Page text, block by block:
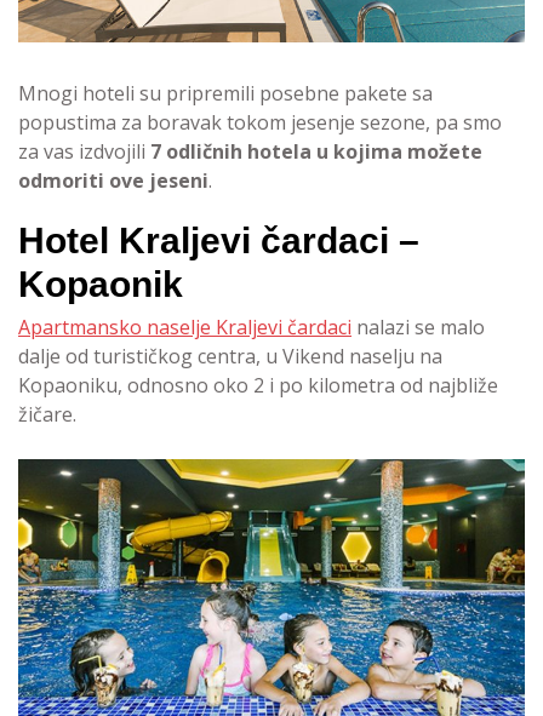
Mnogi hoteli su pripremili posebne pakete sa
popustima za boravak tokom jesenje sezone, pa smo
za vas izdvojili 7 odličnih hotela u kojima možete
odmoriti ove jeseni.
Hotel Kraljevi čardaci –
Kopaonik
Apartmansko naselje Kraljevi čardaci nalazi se malo
dalje od turističkog centra, u Vikend naselju na
Kopaoniku, odnosno oko 2 i po kilometra od najbliže
žičare.